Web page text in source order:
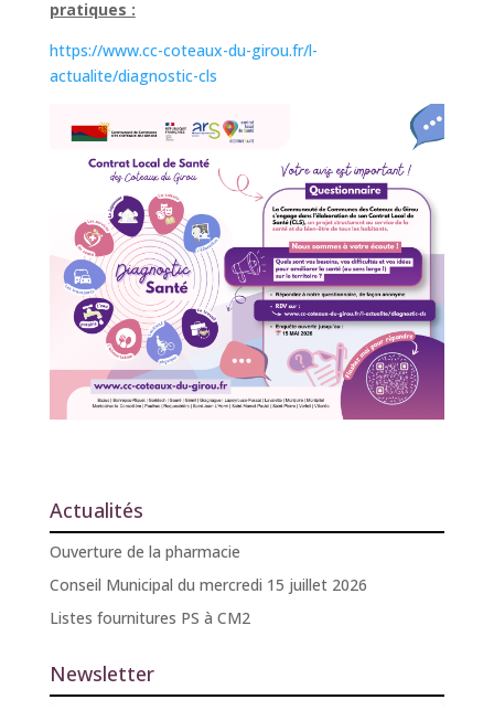
pratiques :
https://www.cc-coteaux-du-girou.fr/l-
actualite/diagnostic-cls
Actualités
Ouverture de la pharmacie
Conseil Municipal du mercredi 15 juillet 2026
Listes fournitures PS à CM2
Newsletter